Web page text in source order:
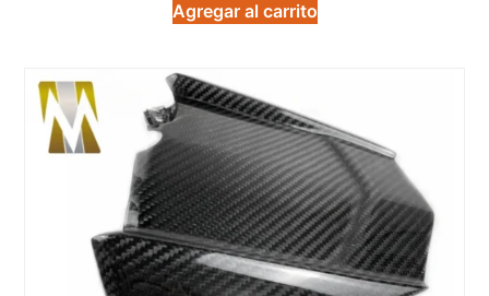
Agregar al carrito